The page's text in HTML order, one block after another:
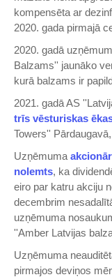
kompensēta ar
2020. gada pirmajā
2020. gadā
Balzams'' jaunāko
kurā balzams ir
2021. gadā AS
trīs vēsturiskas
Towers''
Uzņēmuma
nolemts, ka
eiro par katru akciju
decembrim
uzņēmuma
''Amber Latvijas
Uzņēmuma
pirmajos deviņos